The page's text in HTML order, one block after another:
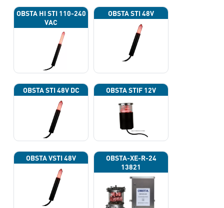
OBSTA HI STI 110-240
VAC
OBSTA STI 48V
OBSTA STI 48V DC OBSTA STIF 12V
OBSTA VSTI 48V
OBSTA-XE-R-24
13821